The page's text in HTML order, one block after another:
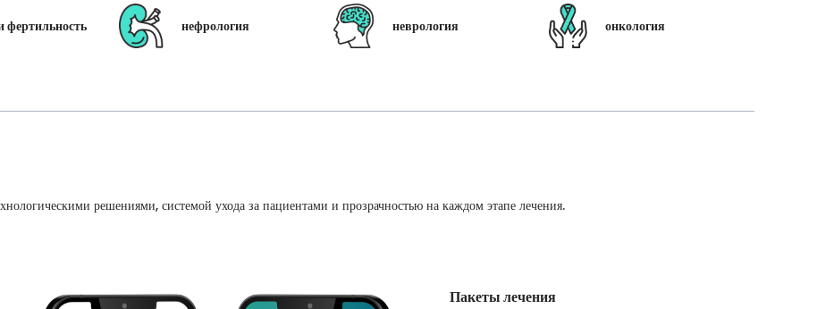
нефрология неврология онкология
решениями, системой ухода за пациентами и прозрачностью на каждом этапе лечения.
Пакеты лечения